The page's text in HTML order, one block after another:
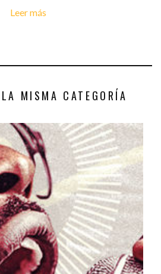
Leer más
MISMA CATEGORÍA